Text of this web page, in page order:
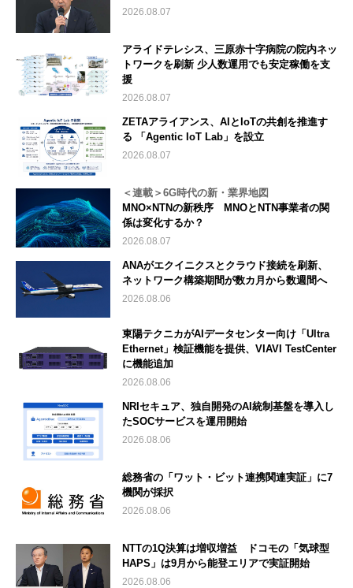
2026.08.07
アライドテレシス、三原赤十字病院の院内ネッ
トワークを刷新 少人数運用でも安定稼働を支
援
2026.08.07
ZETAアライアンス、AIとIoTの共創を推進す
る 「Agentic IoT Lab」を設立
2026.08.07
＜連載＞6G時代の新・業界地図
MNO×NTNの新秩序 MNOとNTN事業者の関
係は変化するか？
2026.08.07
ANAがエクイニクスとクラウド接続を刷新、
ネットワーク構築期間が数カ月から数週間へ
2026.08.06
東陽テクニカがAIデータセンター向け「Ultra
Ethernet」検証機能を提供、VIAVI TestCenter
に機能追加
2026.08.06
NRIセキュア、独自開発のAI統制基盤を導入し
たSOCサービスを運用開始
2026.08.06
総務省の「ワット・ビット連携関連実証」に7
機関が採択
2026.08.06
NTTの1Q決算は増収増益 ドコモの「気球型
HAPS」は9月から能登エリアで実証開始
2026.08.06